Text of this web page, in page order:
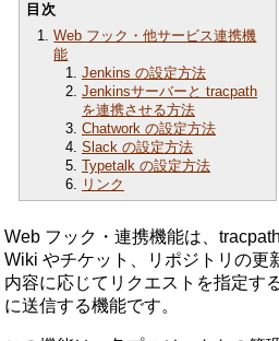
目次
Web フック・他サービス連携機
能
Jenkins の設定方法
Jenkinsサーバーと tracpath
を連携させる方法
Chatwork の設定方法
Slack の設定方法
Typetalk の設定方法
リンク
Web フック・連携機能は、
Wiki やチケット、リポジトリの更
内容に応じてリクエストを指定す
に送信する機能です。